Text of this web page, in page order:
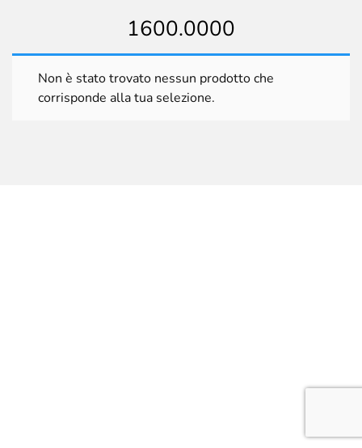
1600.0000
Non è stato trovato nessun prodotto che
corrisponde alla tua selezione.